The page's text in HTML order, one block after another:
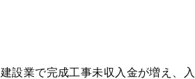
建設業で完成工事未収入金が増え、